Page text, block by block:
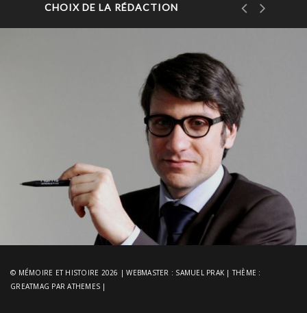
CHOIX DE LA RÉDACTION
© MÉMOIRE ET HISTOIRE 2026 |WEBMASTER : SAMUEL PRAK |THÈME :
GREATMAG PAR ATHEMES |